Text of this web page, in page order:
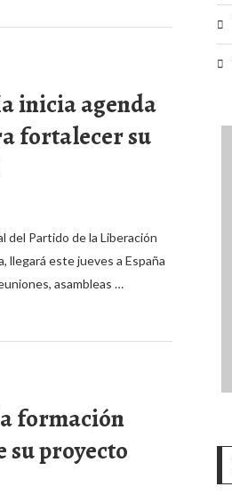
inicia agenda
fortalecer su
del Partido de la Liberación
llegará este jueves a España
asambleas …
formación
su proyecto